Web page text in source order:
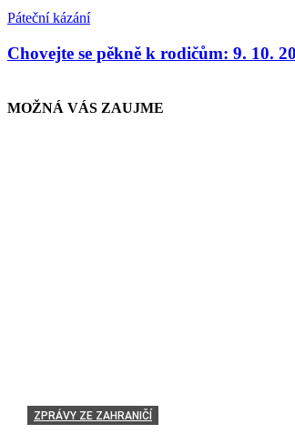
Páteční kázání
Chovejte se pěkně k rodičům: 9. 10.
MOŽNÁ VÁS ZAUJME
ZPRÁVY ZE ZAHRANIČÍ